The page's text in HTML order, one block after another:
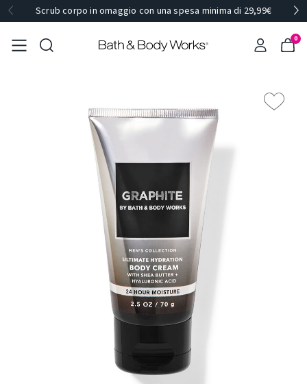
Scrub corpo in omaggio con una spesa minima di 29,99€
0